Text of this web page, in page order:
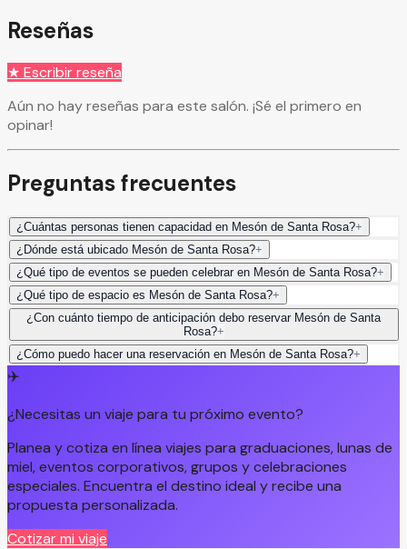
Reseñas
★ Escribir reseña
Aún no hay reseñas para este salón. ¡Sé el primero en
opinar!
Preguntas frecuentes
¿Cuántas personas tienen capacidad en Mesón de Santa Rosa?+
¿Dónde está ubicado Mesón de Santa Rosa?+
¿Qué tipo de eventos se pueden celebrar en Mesón de Santa Rosa?+
¿Qué tipo de espacio es Mesón de Santa Rosa?+
¿Con cuánto tiempo de anticipación debo reservar Mesón de Santa
Rosa?+
¿Cómo puedo hacer una reservación en Mesón de Santa Rosa?+
✈️
¿Necesitas un viaje para tu próximo evento?
Planea y cotiza en línea viajes para graduaciones, lunas de
miel, eventos corporativos, grupos y celebraciones
especiales. Encuentra el destino ideal y recibe una
propuesta personalizada.
Cotizar mi viaje